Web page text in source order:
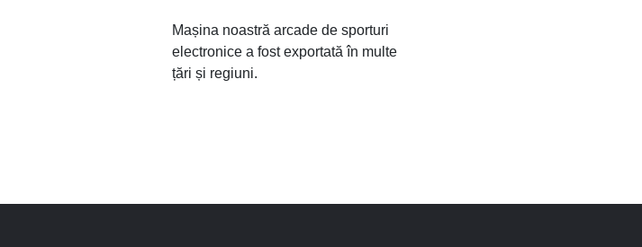
Mașina noastră arcade de sporturi
electronice a fost exportată în multe
țări și regiuni.